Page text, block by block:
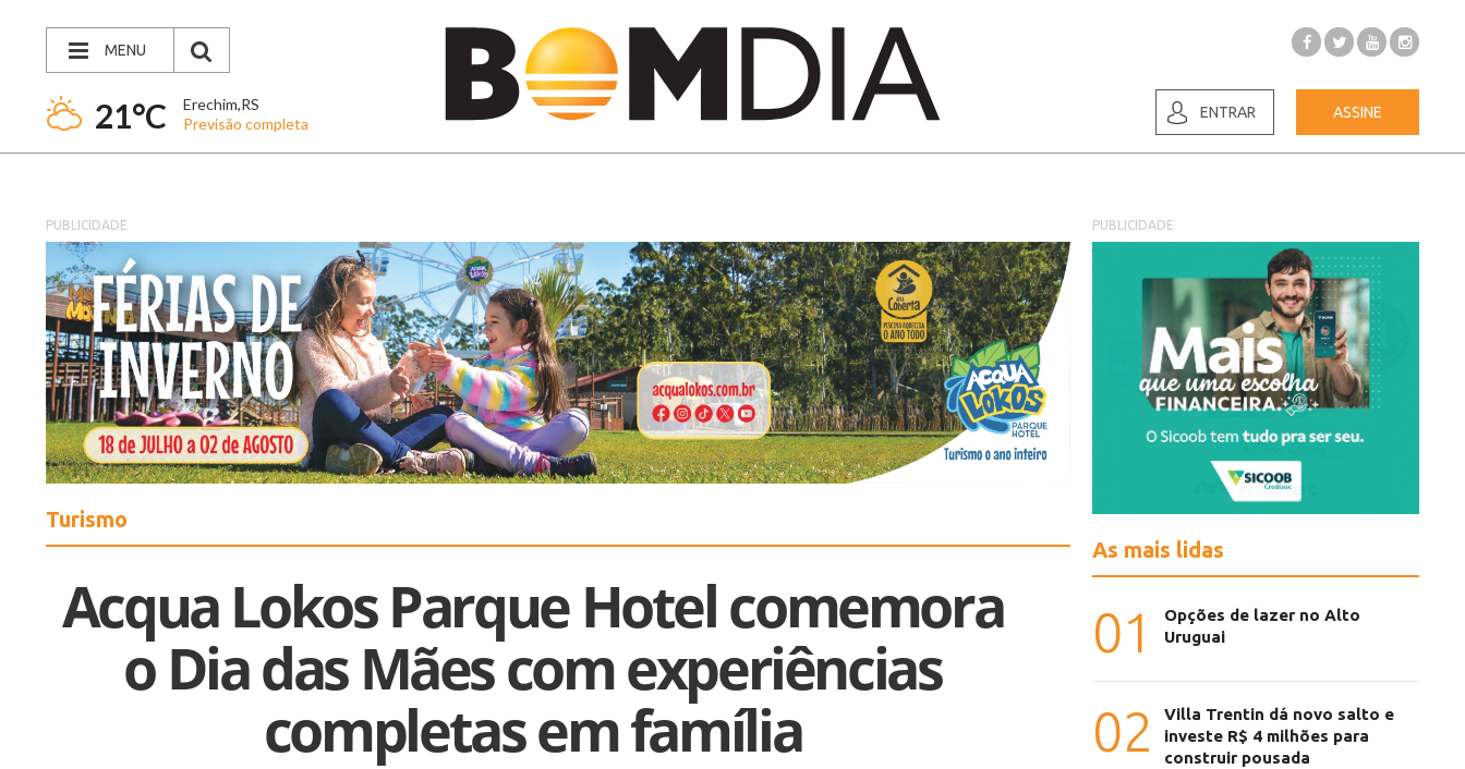
MENU
21°C
Erechim,RS
Previsão completa
ENTRAR ASSINE
PUBLICIDADE
Turismo
Acqua Lokos Parque Hotel comemora
o Dia das Mães com experiências
completas em família
PUBLICIDADE
As mais lidas
01
Opções de lazer no Alto
Uruguai
02
Villa Trentin dá novo salto e
investe R$ 4 milhões para
construir pousada